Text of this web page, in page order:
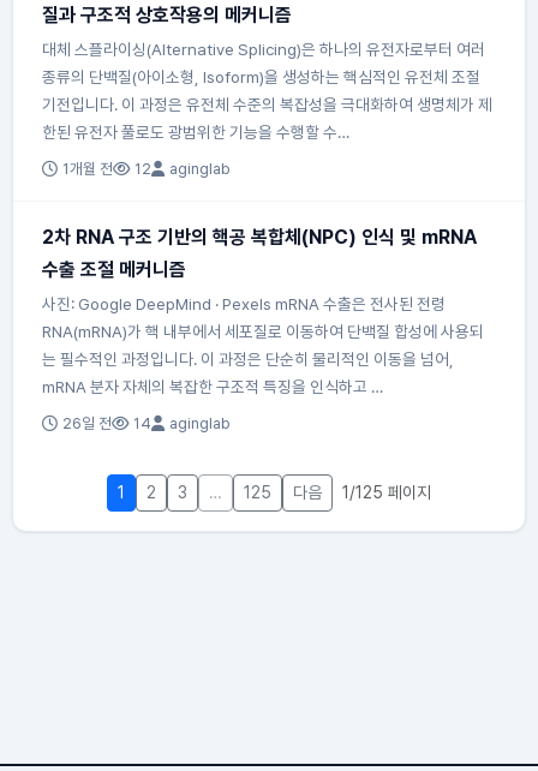
질과 구조적 상호작용의 메커니즘
대체 스플라이싱(Alternative Splicing)은 하나의 유전자로부터 여러
종류의 단백질(아이소형, Isoform)을 생성하는 핵심적인 유전체 조절
기전입니다. 이 과정은 유전체 수준의 복잡성을 극대화하여 생명체가 제
한된 유전자 풀로도 광범위한 기능을 수행할 수…
1개월 전 12 aginglab
2차 RNA 구조 기반의 핵공 복합체(NPC) 인식 및 mRNA
수출 조절 메커니즘
사진: Google DeepMind · Pexels mRNA 수출은 전사된 전령
RNA(mRNA)가 핵 내부에서 세포질로 이동하여 단백질 합성에 사용되
는 필수적인 과정입니다. 이 과정은 단순히 물리적인 이동을 넘어,
mRNA 분자 자체의 복잡한 구조적 특징을 인식하고 …
26일 전 14 aginglab
1 2 3 … 125 다음 1/125 페이지